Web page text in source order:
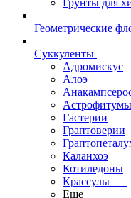
Грунты для
Геометрические
Суккуленты
Адромискус
Алоэ
Астрофитумы
Гастерии
Граптоверии
Каланхоэ
Котиледоны
Крассулы
Еще